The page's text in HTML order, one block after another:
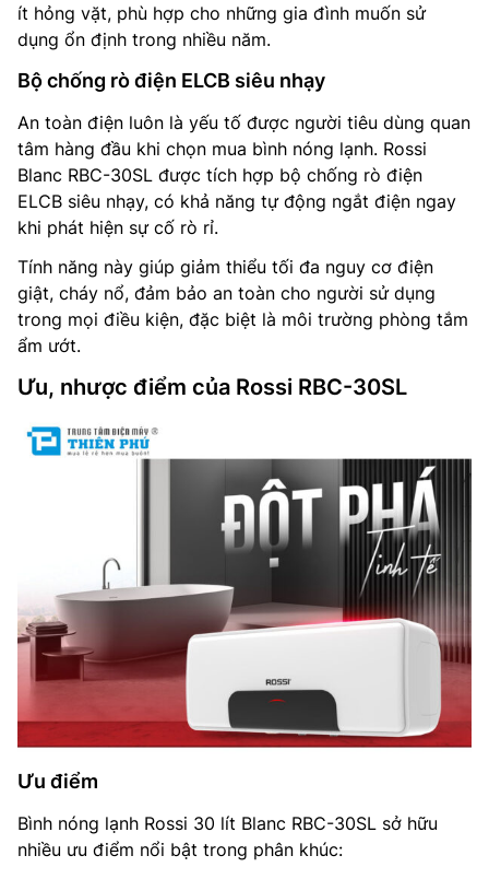
ít hỏng vặt, phù hợp cho những gia đình muốn sử
dụng ổn định trong nhiều năm.
Bộ chống rò điện ELCB siêu nhạy
An toàn điện luôn là yếu tố được người tiêu dùng quan
tâm hàng đầu khi chọn mua bình nóng lạnh. Rossi
Blanc RBC-30SL được tích hợp bộ chống rò điện
ELCB siêu nhạy, có khả năng tự động ngắt điện ngay
khi phát hiện sự cố rò rỉ.
Tính năng này giúp giảm thiểu tối đa nguy cơ điện
giật, cháy nổ, đảm bảo an toàn cho người sử dụng
trong mọi điều kiện, đặc biệt là môi trường phòng tắm
ẩm ướt.
Ưu, nhược điểm của Rossi RBC-30SL
Ưu điểm
Bình nóng lạnh Rossi 30 lít Blanc RBC-30SL sở hữu
nhiều ưu điểm nổi bật trong phân khúc: